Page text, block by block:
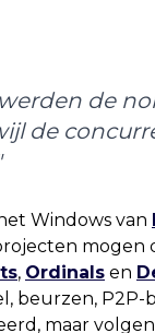
werden de
de
Windows van
mogen
, Ordinals en
beurzen, P2P-
maar